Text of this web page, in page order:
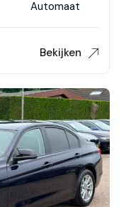
Automaat
Bekijken